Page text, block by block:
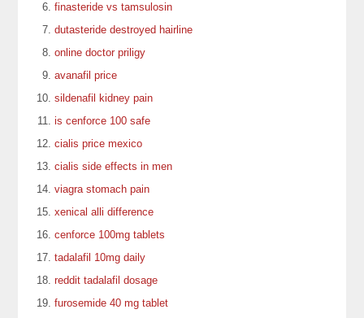
finasteride vs tamsulosin
dutasteride destroyed hairline
online doctor priligy
avanafil price
sildenafil kidney pain
is cenforce 100 safe
cialis price mexico
cialis side effects in men
viagra stomach pain
xenical alli difference
cenforce 100mg tablets
tadalafil 10mg daily
reddit tadalafil dosage
furosemide 40 mg tablet